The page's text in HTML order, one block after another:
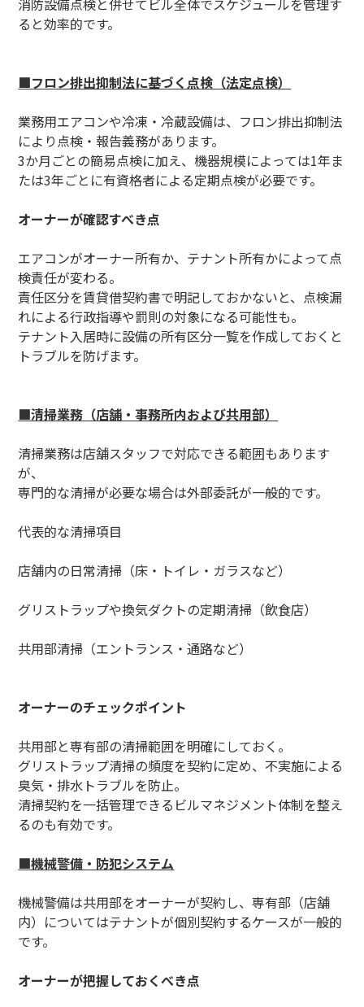
消防設備点検と併せてビル全体でスケジュールを管理す
ると効率的です。
■フロン排出抑制法に基づく点検（法定点検）
業務用エアコンや冷凍・冷蔵設備は、フロン排出抑制法
により点検・報告義務があります。
3か月ごとの簡易点検に加え、機器規模によっては1年ま
たは3年ごとに有資格者による定期点検が必要です。
オーナーが確認すべき点
エアコンがオーナー所有か、テナント所有かによって点
検責任が変わる。
責任区分を賃貸借契約書で明記しておかないと、点検漏
れによる行政指導や罰則の対象になる可能性も。
テナント入居時に設備の所有区分一覧を作成しておくと
トラブルを防げます。
■清掃業務（店舗・事務所内および共用部）
清掃業務は店舗スタッフで対応できる範囲もあります
が、
専門的な清掃が必要な場合は外部委託が一般的です。
代表的な清掃項目
店舗内の日常清掃（床・トイレ・ガラスなど）
グリストラップや換気ダクトの定期清掃（飲食店）
共用部清掃（エントランス・通路など）
オーナーのチェックポイント
共用部と専有部の清掃範囲を明確にしておく。
グリストラップ清掃の頻度を契約に定め、不実施による
臭気・排水トラブルを防止。
清掃契約を一括管理できるビルマネジメント体制を整え
るのも有効です。
■機械警備・防犯システム
機械警備は共用部をオーナーが契約し、専有部（店舗
内）についてはテナントが個別契約するケースが一般的
です。
オーナーが把握しておくべき点